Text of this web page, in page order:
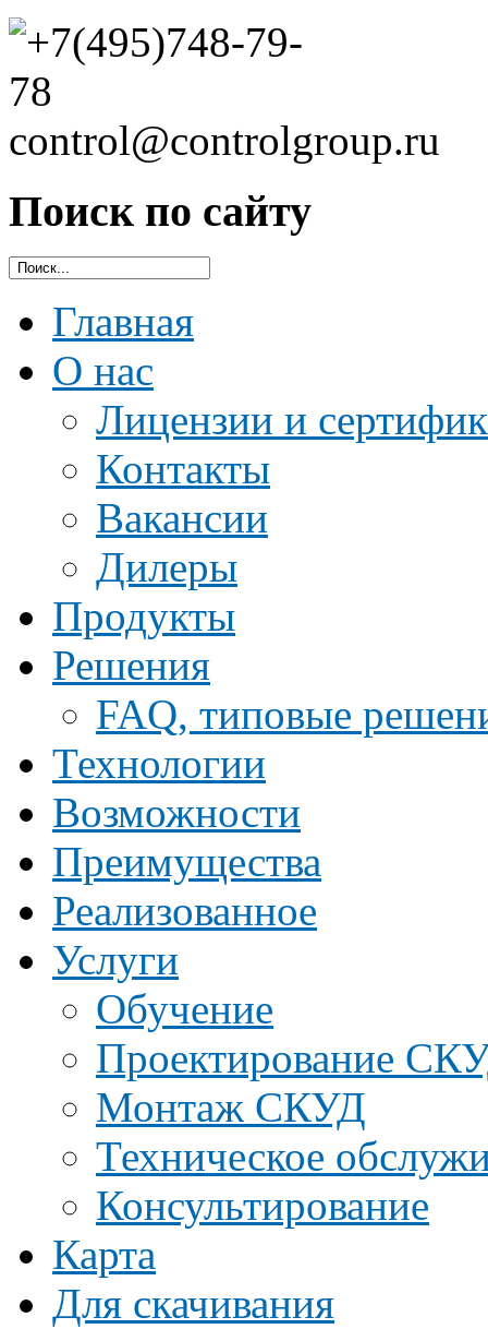
Поиск по сайту
Главная
О нас
Лицензии и
Контакты
Ваканcии
Дилеры
Продукты
Решения
FAQ, типовые
Технологии
Возможности
Преимущества
Реализованное
Услуги
Обучение
Проектирование
Монтаж СКУД
Техническое
Консультирование
Карта
Для скачивания